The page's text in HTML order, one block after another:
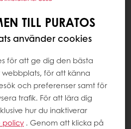
TILL PURATOS
använder cookies
för att ge dig den bästa
för att känna
och preferenser samt för
trafik. För att lära dig
hur du inaktiverar
policy . Genom att klicka på